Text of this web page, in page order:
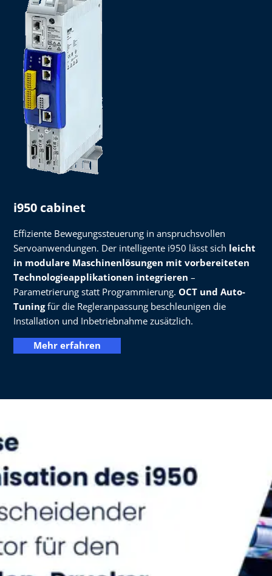
i950 cabinet
Effiziente Bewegungssteuerung in anspruchsvollen
Servoanwendungen. Der intelligente i950 lässt sich leicht
in modulare Maschinenlösungen mit vorbereiteten
Technologieapplikationen integrieren –
Parametrierung statt Programmierung. OCT und Auto-
Tuningfür die Regleranpassung beschleunigen die
Installation und Inbetriebnahme zusätzlich.
Mehr erfahren